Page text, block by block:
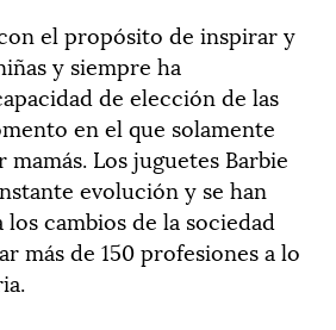
el propósito de inspirar y
y siempre ha
de elección de las
en el que solamente
Los juguetes Barbie
evolución y se han
cambios de la sociedad
más de 150 profesiones a lo